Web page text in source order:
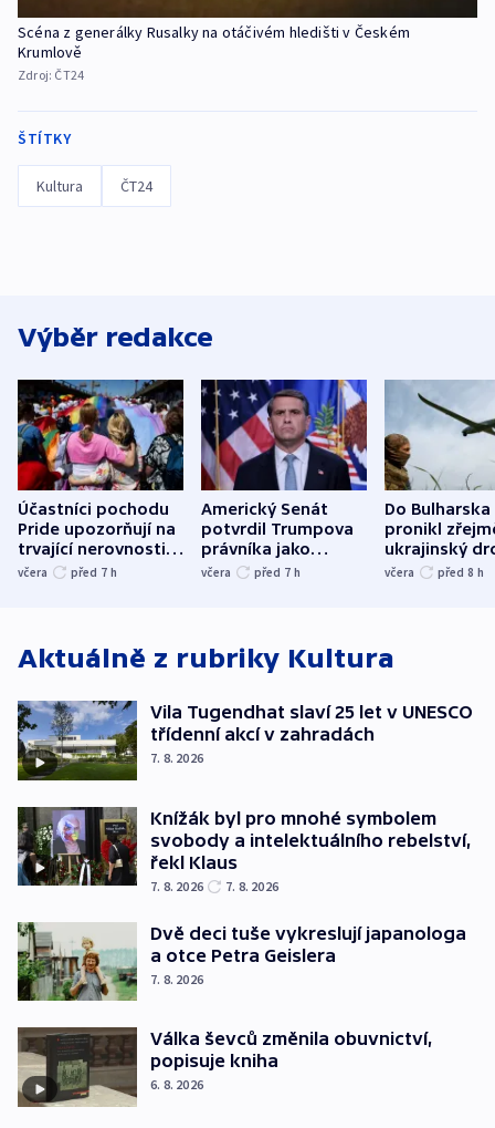
Scéna z generálky Rusalky na otáčivém hledišti v Českém
Krumlově
Zdroj: ČT24
ŠTÍTKY
Kultura ČT24
Výběr redakce
Účastníci pochodu
Pride upozorňují na
trvající nerovnosti i
společenskou
včera před 7 h
Americký Senát
potvrdil Trumpova
právníka jako
ministra
včera před 7 h
Do Bulharska
pronikl
ukrajinský
explodoval
včera před 8 h
Aktuálně z rubriky Kultura
Vila Tugendhat slaví 25 let v UNESCO
třídenní akcí v zahradách
7. 8. 2026
Knížák byl pro mnohé symbolem
svobody a intelektuálního rebelství,
řekl Klaus
7. 8. 2026 7. 8. 2026
Dvě deci tuše vykreslují japanologa
a otce Petra Geislera
7. 8. 2026
Válka ševců změnila obuvnictví,
popisuje kniha
6. 8. 2026